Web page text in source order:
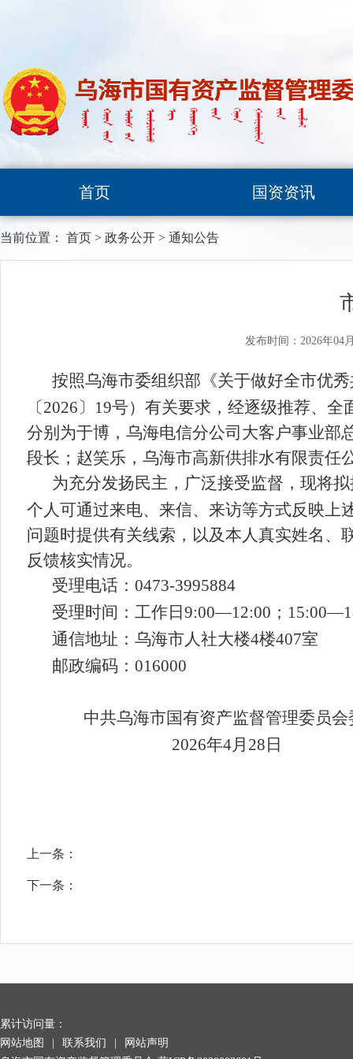
首页 国资资讯
当前位置： 首页 > 政务公开 > 通知公告
发布时间：2026年04
按照乌海市委组织部《关于做好全市优
〔2026〕 19号）有关要求，经逐级推荐、全
分别为于博， 乌海电信分公司大客户事业部
段长 ；赵笑乐， 乌海市高新供排水有限责任
为充分发扬民主，广泛接受监督，现将
个人可通过来电、来信、来访等方式反映上
问题时提供有关线索，以及本人真实姓名、
反馈核实情况。
受理电话： 0473-3995884
受理时间：工作日 9:00—12:00 ；
通信地址：乌海市人社大楼4楼407室
邮政编码： 016000
中共乌海市国有资产监督管理委员会
2026年4月 28 日
上一条：
下一条：
累计访问量：
网站地图
联系我们
网站声明